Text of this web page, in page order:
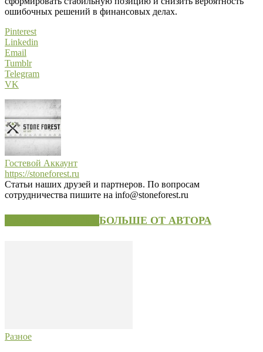
ошибочных решений в финансовых делах.
Pinterest
Linkedin
Email
Tumblr
Telegram
VK
Гостевой Аккаунт
https://stoneforest.ru
Статьи наших друзей и партнеров. По вопросам
сотрудничества пишите на info@stoneforest.ru
БОЛЬШЕ ОТ АВТОРА
Разное